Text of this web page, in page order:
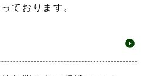
ております。